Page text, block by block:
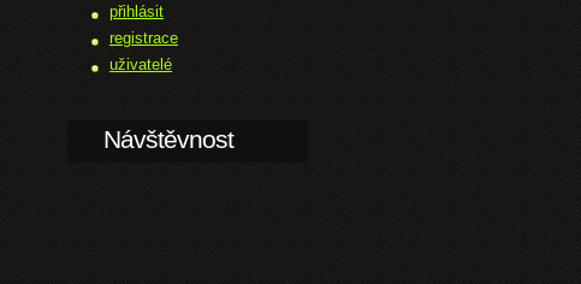
přihlásit
registrace
uživatelé
Návštěvnost